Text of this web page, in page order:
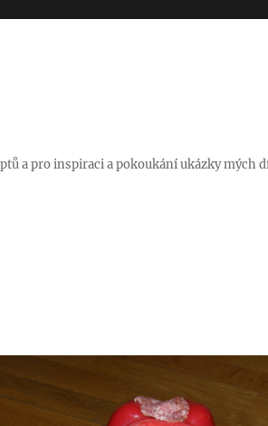
a pro inspiraci a pokoukání ukázky